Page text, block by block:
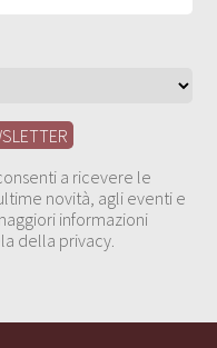
a ricevere le
novità, agli eventi e
informazioni
della privacy.